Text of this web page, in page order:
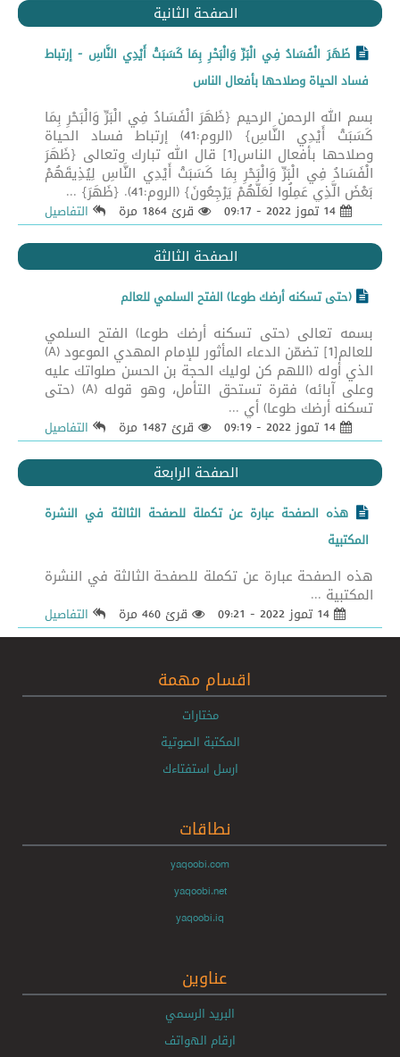
الصفحة الثانية
ظَهَرَ الْفَسَادُ فِي الْبَرِّ وَالْبَحْرِ بِمَا كَسَبَتْ أَيْدِي النَّاسِ - إرتباط
فساد الحياة وصلاحها بأفعال الناس
بسم الله الرحمن الرحيم {ظَهَرَ الْفَسَادُ فِي الْبَرِّ وَالْبَحْرِ بِمَا
كَسَبَتْ أَيْدِي النَّاسِ} (الروم:41) إرتباط فساد الحياة
وصلاحها بأفعال الناس[1] قال الله تبارك وتعالى {ظَهَرَ
الْفَسَادُ فِي الْبَرِّ وَالْبَحْرِ بِمَا كَسَبَتْ أَيْدِي النَّاسِ لِيُذِيقَهُمْ
بَعْضَ الَّذِي عَمِلُوا لَعَلَّهُمْ يَرْجِعُونَ} (الروم:41). {ظَهَرَ} ...
قرئ 1864 مرة التفاصيل
الصفحة الثالثة
(حتى تسكنه أرضك طوعا) الفتح السلمي للعالم
بسمه تعالى (حتى تسكنه أرضك طوعا) الفتح السلمي
للعالم[1] تضمّن الدعاء المأثور للإمام المهدي الموعود (A)
الذي أوله (اللهم كن لوليك الحجة بن الحسن صلواتك عليه
وعلى آبائه) فقرة تستحق التأمل، وهو قوله (A) (حتى
تسكنه أرضك طوعا) أي ...
قرئ 1487 مرة التفاصيل
الصفحة الرابعة
هذه الصفحة عبارة عن تكملة للصفحة الثالثة في النشرة
المكتبية
هذه الصفحة عبارة عن تكملة للصفحة الثالثة في النشرة
المكتبية ...
قرئ 460 مرة التفاصيل
اقسام مهمة
مختارات
المكتبة الصوتية
ارسل استفتاءك
نطاقات
yaqoobi.com
yaqoobi.net
yaqoobi.iq
عناوين
البريد الرسمي
ارقام الهواتف